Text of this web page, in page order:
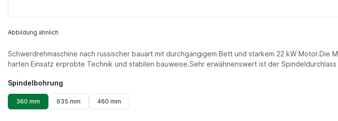
Abbildung ähnlich
Schwerdrehmaschine nach russischer bauart mit durchgängigem Bett und starkem 22 kW
harten Einsatz erprobte Technik und stabilen bauweise.Sehr erwähnenswert ist der Spindeldurchlass
Spindelbohrung
360 mm 635 mm 460 mm